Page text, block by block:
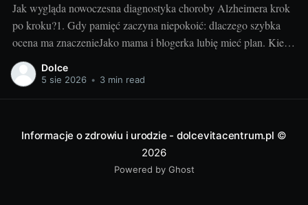
Jak wygląda nowoczesna diagnostyka choroby Alzheimera krok
po kroku?1. Gdy pamięć zaczyna niepokoić: dlaczego szybka
ocena ma znaczenieJako mama i blogerka lubię mieć plan. Kiedy
u mojej cioci zaczęły się „drobne” zgubienia terminów i
powtarzanie tych samych pytań, myślałam: zmęczenie, stres. Ale
Dolce
5 sie 2026 • 3 min read
Informacje o zdrowiu i urodzie - dolcevitacentrum.pl ©
2026
Powered by Ghost